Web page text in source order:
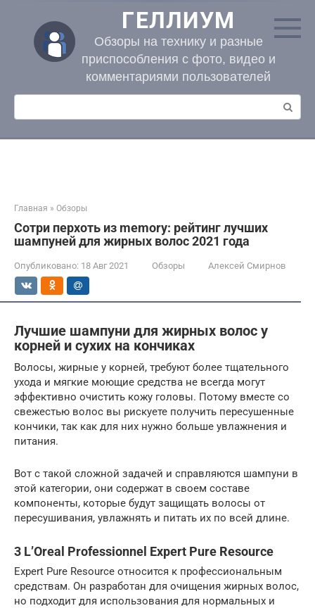
контенту
ГЕЛЛИУМ
Обзоры на технику и разные
приспособления с фото, видео и
комментариями пользователей
Поиск:
Главная » Обзоры
Сотри перхоть из memory: рейтинг лучших
шампуней для жирных волос 2021 года
Опубликовано: 18 Авг 2021 Обзоры Алексей Смирнов
Лучшие шампуни для жирных волос у
корней и сухих на кончиках
Волосы, жирные у корней, требуют более тщательного
ухода и мягкие моющие средства не всегда могут
эффективно очистить кожу головы. Потому вместе со
свежестью волос вы рискуете получить пересушенные
кончики, так как для них нужно больше увлажнения и
питания.
Вот с такой сложной задачей и справляются шампуни в
этой категории, они содержат в своем составе
компоненты, которые будут защищать волосы от
пересушивания, увлажнять и питать их по всей длине.
3 L’Oreal Professionnel Expert Pure Resource
Expert Pure Resource относится к профессиональным
средствам. Он разработан для очищения жирных волос,
но подходит для использования для нормальных и